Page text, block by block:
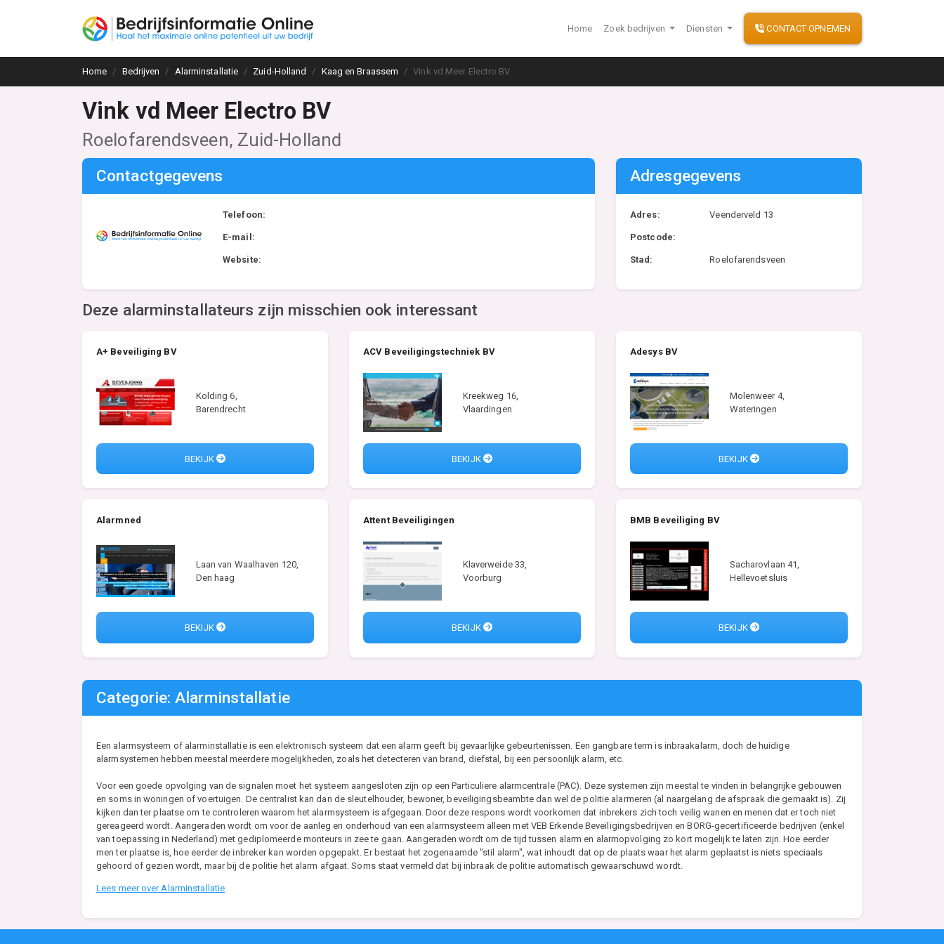
Home Zoek bedrijven Diensten CONTACT OPNEMEN
Home Bedrijven Alarminstallatie Zuid-Holland Kaag en Braassem Vink vd Meer Electro BV
Vink vd Meer Electro BV
Roelofarendsveen, Zuid-Holland
Contactgegevens
Telefoon:
E-mail:
Website:
Adresgegevens
Adres: Veenderveld 13
Postcode:
Stad: Roelofarendsveen
Deze alarminstallateurs zijn misschien ook interessant
A+ Beveiliging BV
Kolding 6,
Barendrecht
BEKIJK
ACV Beveiligingstechniek BV
Kreekweg 16,
Vlaardingen
BEKIJK
Adesys BV
Molenweer 4,
Wateringen
BEKIJK
Alarmned
Laan van Waalhaven 120,
Den haag
BEKIJK
Attent Beveiligingen
Klaverweide 33,
Voorburg
BEKIJK
BMB Beveiliging BV
Sacharovlaan 41,
Hellevoetsluis
BEKIJK
Categorie: Alarminstallatie
Een alarmsysteem of alarminstallatie is een elektronisch systeem dat een alarm geeft bij gevaarlijke gebeurtenissen. Een gangbare term is inbraakalarm, doch de huidige
alarmsystemen hebben meestal meerdere mogelijkheden, zoals het detecteren van brand, diefstal, bij een persoonlijk alarm, etc.
Voor een goede opvolging van de signalen moet het systeem aangesloten zijn op een Particuliere alarmcentrale (PAC). Deze systemen zijn meestal te vinden in belangrijke gebouwen
en soms in woningen of voertuigen. De centralist kan dan de sleutelhouder, bewoner, beveiligingsbeambte dan wel de politie alarmeren (al naargelang de afspraak die gemaakt is). Zij
kijken dan ter plaatse om te controleren waarom het alarmsysteem is afgegaan. Door deze respons wordt voorkomen dat inbrekers zich toch veilig wanen en menen dat er toch niet
gereageerd wordt. Aangeraden wordt om voor de aanleg en onderhoud van een alarmsysteem alleen met VEB Erkende Beveiligingsbedrijven en BORG-gecertificeerde bedrijven (enkel
van toepassing in Nederland) met gediplomeerde monteurs in zee te gaan. Aangeraden wordt om de tijd tussen alarm en alarmopvolging zo kort mogelijk te laten zijn. Hoe eerder
men ter plaatse is, hoe eerder de inbreker kan worden opgepakt. Er bestaat het zogenaamde "stil alarm", wat inhoudt dat op de plaats waar het alarm geplaatst is niets speciaals
gehoord of gezien wordt, maar bij de politie het alarm afgaat. Soms staat vermeld dat bij inbraak de politie automatisch gewaarschuwd wordt.
Lees meer over Alarminstallatie